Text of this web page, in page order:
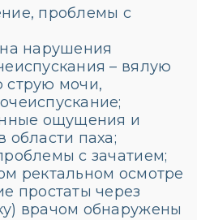
проблемы с
нарушения
– вялую
струю мочи,
ощущения и
области паха;
с зачатием;
ректальном осмотре
простаты через
врачом обнаружены